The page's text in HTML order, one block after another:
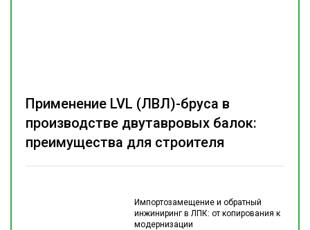
Импортозамещение и обратный
инжиниринг в ЛПК: от копирования к
модернизации
Применение LVL (ЛВЛ)-бруса в
производстве двутавровых балок:
преимущества для строителя